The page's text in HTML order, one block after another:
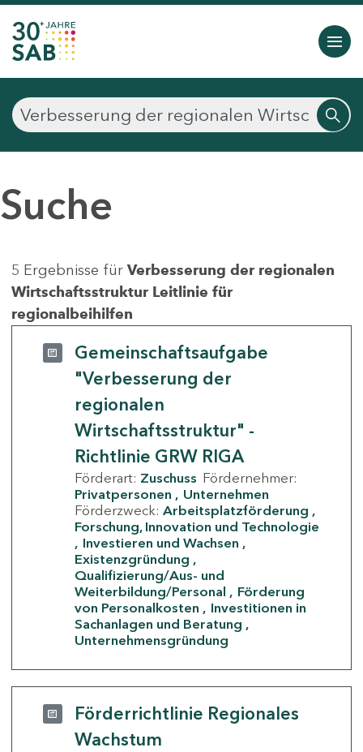
Suche
5 Ergebnisse für Verbesserung der regionalen
Wirtschaftsstruktur Leitlinie für
regionalbeihilfen
Gemeinschaftsaufgabe
"Verbesserung der
regionalen
Wirtschaftsstruktur" -
Richtlinie GRW RIGA
Förderart: Zuschuss Fördernehmer:
Privatpersonen
Unternehmen
Förderzweck: Arbeitsplatzförderung
Forschung, Innovation und Technologie
Investieren und Wachsen
Existenzgründung
Qualifizierung/Aus- und
Weiterbildung/Personal
Förderung
von Personalkosten
Investitionen in
Sachanlagen und Beratung
Unternehmensgründung
Förderrichtlinie Regionales
Wachstum